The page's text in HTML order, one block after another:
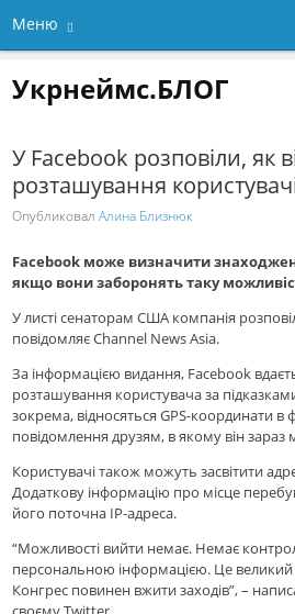
Меню
Укрнеймс.БЛОГ
У Facebook розповіли, як
розташування
ОпубликовалАлина Близнюк
Facebook може визначити
якщо вони заборонять таку
У листі сенаторам США компанія
повідомляє Channel News Asia.
За інформацією видання, Facebook
розташування користувача за
зокрема, відносяться GPS-координати в
повідомлення друзям, в якому він зараз
Користувачі також можуть засвітити
Додаткову інформацію про місце
його поточна IP-адреса.
“Можливості вийти немає. Немає
персональною інформацією. Це великий
Конгрес повинен вжити заходів”, –